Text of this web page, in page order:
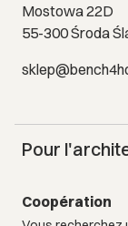
Mostowa 22D
55-300 Środa
Pour
Coopération